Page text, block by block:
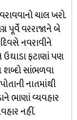
ચાલ ખરો.
પૂર્વે વરરાજાને બે
નવરાવીને
ઉઘાડા ફટાણાં પણ
શબ્દો સાંભળવા
નાતમાંથી
ભાણાં વ્યવહાર
નહીં.